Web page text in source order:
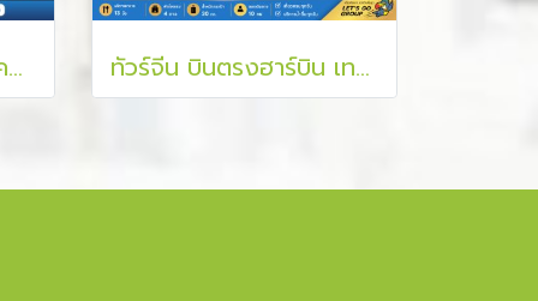
ทัวร์จีน ตะลุยฮาร์บิน เช็คอินหมู่บ้านหิมะ ท้าความเย็นติดลบ ซบอาณาจักรน้ำแข็ง 7 วัน 5 คืน ทัวร์จีน บินตรงฮาร์บิน เทศกาลแกะสลักน้ำแข็ง หมู่บ้านหิมะสโนว์ทาวน์ 7 วัน 5 คืน